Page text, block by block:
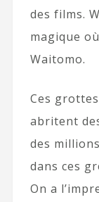
des films.
magique
Waitomo.
Ces
abritent
des
dans ces
On a